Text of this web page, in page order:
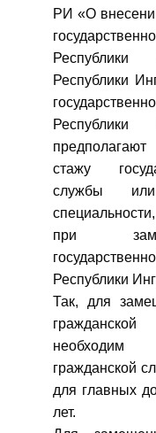
РИ «О
Республики
Республики
стажу
службы
при
Республики
Так, для
необходим
гражданской
для главных
лет.